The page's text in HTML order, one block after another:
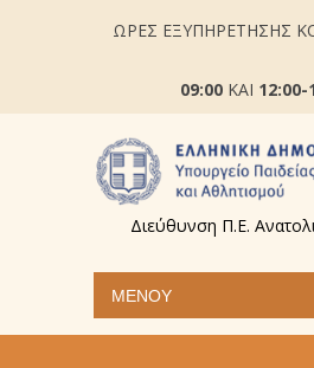
ΩΡΕΣ ΕΞΥΠΗΡΕΤΗΣΗΣ
09:00 ΚΑΙ 12:00-
Διεύθυνση Π.Ε.
ΜΕΝΟΎ